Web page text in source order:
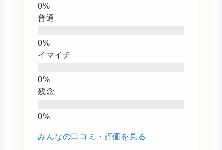
普通
イマイチ
残念
みんなの口コミ・評価を見る